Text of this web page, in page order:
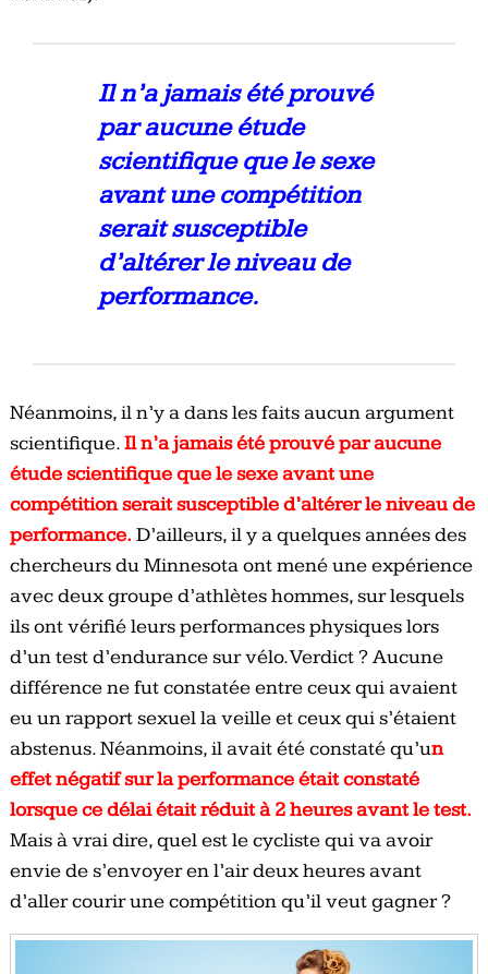
Il n’a jamais été prouvé
par aucune étude
scientifique que le sexe
avant une compétition
serait susceptible
d’altérer le niveau de
performance.
Néanmoins, il n’y a dans les faits aucun argument
scientifique.Il n’a jamais été prouvé par aucune
étude scientifique que le sexe avant une
compétition serait susceptible d’altérer le niveau de
performance.D’ailleurs, il y a quelques années des
chercheurs du Minnesota ont mené une expérience
avec deux groupe d’athlètes hommes, sur lesquels
ils ont vérifié leurs performances physiques lors
d’un test d’endurance sur vélo. Verdict ? Aucune
différence ne fut constatée entre ceux qui avaient
eu un rapport sexuel la veille et ceux qui s’étaient
abstenus. Néanmoins, il avait été constaté qu’un
effet négatif sur la performance était constaté
lorsque ce délai était réduit à 2 heures avant le test.
Mais à vrai dire, quel est le cycliste qui va avoir
envie de s’envoyer en l’air deux heures avant
d’aller courir une compétition qu’il veut gagner ?